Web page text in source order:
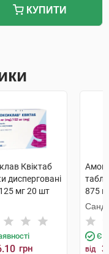
КУПИТИ
Квіктаб
дисперговані
мг 20 шт
грн
875
Є в
від